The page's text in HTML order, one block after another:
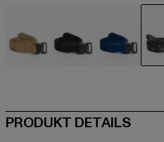
PRODUKT DETAILS